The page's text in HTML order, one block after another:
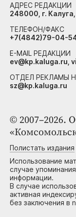
© 2007–2026.
Полистать издания
Использование
случае
информации.
В случае
активная
без заключения в
АДРЕС РЕДАКЦИИ
248000, г.
ТЕЛЕФОН/ФАКС
+7(4842)79-04-
E-MAIL РЕДАКЦИИ
ev@kp.kaluga.ru,
ОТДЕЛ РЕКЛАМЫ
sz@kp.kaluga.ru